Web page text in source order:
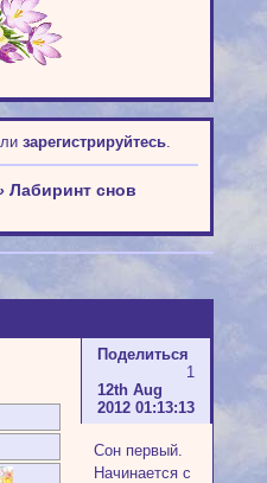
зарегистрируйтесь.
Лабиринт снов
Поделиться
1
12th Aug
2012 01:13:13
Сон первый.
Начинается с